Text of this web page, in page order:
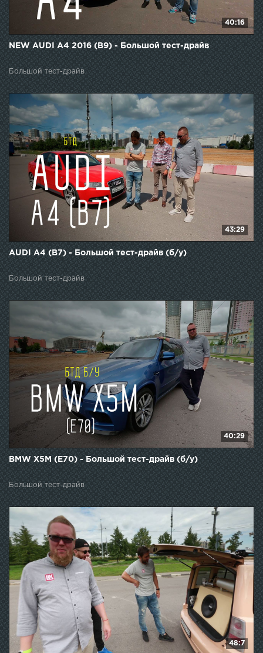
40:16
NEW AUDI A4 2016 (B9) - Большой тест-драйв
Большой тест-драйв
43:29
AUDI A4 (B7) - Большой тест-драйв (б/у)
Большой тест-драйв
40:29
BMW X5M (E70) - Большой тест-драйв (б/у)
Большой тест-драйв
48:7